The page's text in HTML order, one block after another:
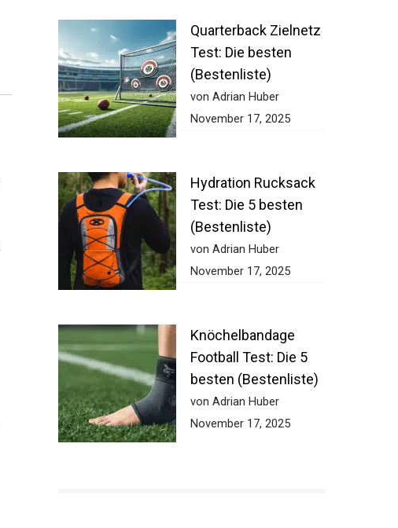
Quarterback Zielnetz
Test: Die besten
(Bestenliste)
von Adrian Huber
November 17, 2025
Hydration Rucksack
Test: Die 5 besten
(Bestenliste)
von Adrian Huber
November 17, 2025
Knöchelbandage
Football Test: Die 5
besten (Bestenliste)
von Adrian Huber
November 17, 2025